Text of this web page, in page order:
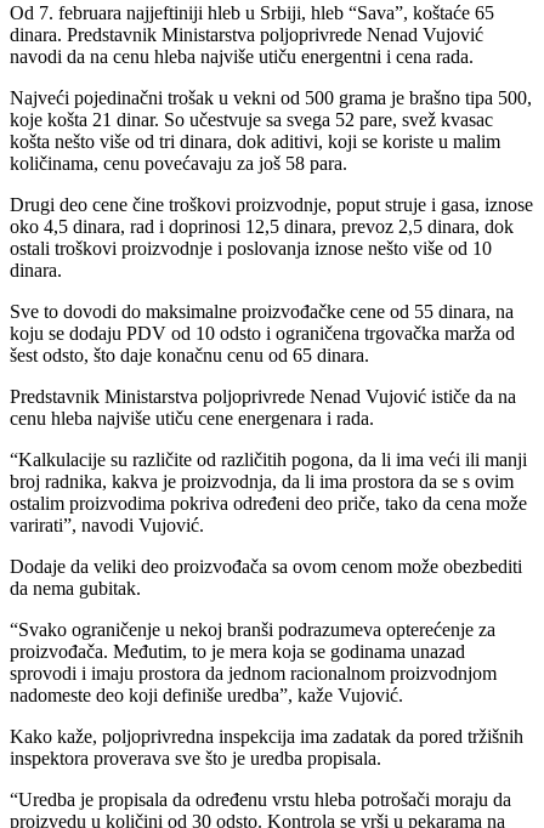
Od 7. februara najjeftiniji hleb u Srbiji, hleb “Sava”, koštaće 65
dinara. Predstavnik Ministarstva poljoprivrede Nenad Vujović
navodi da na cenu hleba najviše utiču energentni i cena rada.
Najveći pojedinačni trošak u vekni od 500 grama je brašno tipa 500,
koje košta 21 dinar. So učestvuje sa svega 52 pare, svež kvasac
košta nešto više od tri dinara, dok aditivi, koji se koriste u malim
količinama, cenu povećavaju za još 58 para.
Drugi deo cene čine troškovi proizvodnje, poput struje i gasa, iznose
oko 4,5 dinara, rad i doprinosi 12,5 dinara, prevoz 2,5 dinara, dok
ostali troškovi proizvodnje i poslovanja iznose nešto više od 10
dinara.
Sve to dovodi do maksimalne proizvođačke cene od 55 dinara, na
koju se dodaju PDV od 10 odsto i ograničena trgovačka marža od
šest odsto, što daje konačnu cenu od 65 dinara.
Predstavnik Ministarstva poljoprivrede Nenad Vujović ističe da na
cenu hleba najviše utiču cene energenara i rada.
“Kalkulacije su različite od različitih pogona, da li ima veći ili manji
broj radnika, kakva je proizvodnja, da li ima prostora da se s ovim
ostalim proizvodima pokriva određeni deo priče, tako da cena može
varirati”, navodi Vujović.
Dodaje da veliki deo proizvođača sa ovom cenom može obezbediti
da nema gubitak.
“Svako ograničenje u nekoj branši podrazumeva opterećenje za
proizvođača. Međutim, to je mera koja se godinama unazad
sprovodi i imaju prostora da jednom racionalnom proizvodnjom
nadomeste deo koji definiše uredba”, kaže Vujović.
Kako kaže, poljoprivredna inspekcija ima zadatak da pored tržišnih
inspektora proverava sve što je uredba propisala.
“Uredba je propisala da određenu vrstu hleba potrošači moraju da
proizvedu u količini od 30 odsto. Kontrola se vrši u pekarama na